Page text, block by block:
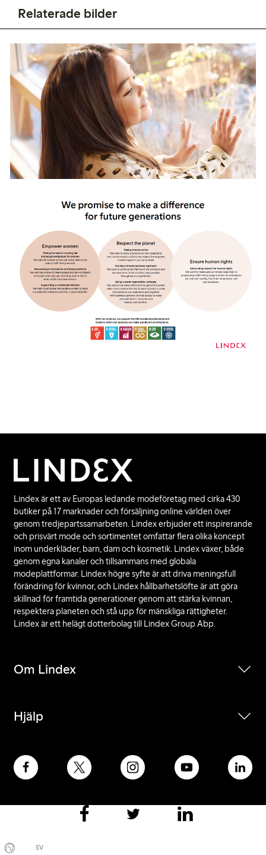
Relaterade bilder
Lindex är ett av Europas ledande modeföretag med cirka 430
butiker på 17 marknader och försäljning online världen över
genom tredjepartssamarbeten. Lindex erbjuder ett inspirerande
och prisvärt mode och sortimentet omfattar flera olika koncept
inom underkläder, barn, dam och kosmetik. Lindex växer, både
genom egna kanaler och tillsammans med globala
modeplattformar. Lindex högre syfte är att driva meningsfull
förändring för kvinnor, och Lindex hållbarhetslöfte är att göra
skillnad för framtida generationer genom att stärka kvinnan,
respektera planeten och stå upp för mänskliga rättigheter.
Lindex är ett helägt dotterbolag till Lindex Group Abp.
Om Lindex
Hjälp
SV